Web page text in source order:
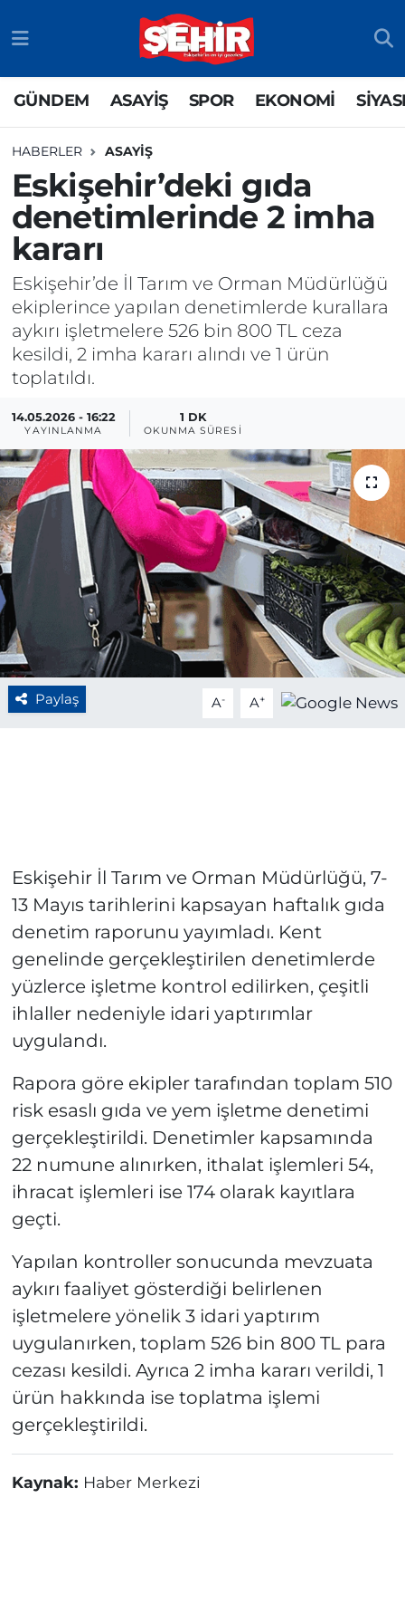
GÜNDEM ASAYİŞ SPOR EKONOMİ
HABERLER ASAYİŞ
Eskişehir’deki gıda
denetimlerinde 2 imha
kararı
Eskişehir’de İl Tarım ve Orman Müdürlüğü
ekiplerince yapılan denetimlerde kurallara
aykırı işletmelere 526 bin 800 TL ceza
kesildi, 2 imha kararı alındı ve 1 ürün
toplatıldı.
14.05.2026 - 16:22
YAYINLANMA
1 DK
OKUNMA SÜRESI
Paylaş A- A+
Eskişehir İl Tarım ve Orman Müdürlüğü, 7-
13 Mayıs tarihlerini kapsayan haftalık gıda
denetim raporunu yayımladı. Kent
genelinde gerçekleştirilen denetimlerde
yüzlerce işletme kontrol edilirken, çeşitli
ihlaller nedeniyle idari yaptırımlar
uygulandı.
Rapora göre ekipler tarafından toplam 510
risk esaslı gıda ve yem işletme denetimi
gerçekleştirildi. Denetimler kapsamında
22 numune alınırken, ithalat işlemleri 54,
ihracat işlemleri ise 174 olarak kayıtlara
geçti.
Yapılan kontroller sonucunda mevzuata
aykırı faaliyet gösterdiği belirlenen
işletmelere yönelik 3 idari yaptırım
uygulanırken, toplam 526 bin 800 TL para
cezası kesildi. Ayrıca 2 imha kararı verildi, 1
ürün hakkında ise toplatma işlemi
gerçekleştirildi.
Kaynak: Haber Merkezi
SPOR
EKONOMİ
SİYASET
RESMİ İLAN
SİYASET
SPOR
EKONOMİ
EĞİTİM
SAĞLIK
BÖLGE
YAŞAM
DÜNYA
GENEL
GÜNCEL
RESMİ İLAN
Odunpazarı Nöbetçi Eczaneler
Odunpazarı Hava Durumu
Odunpazarı Trafik Yoğunluk Haritası
TFF 3.Lig 4.Grup Puan Durumu ve Fikstür
Tüm Manşetler
Son Dakika Haberleri
Haber Arşivi